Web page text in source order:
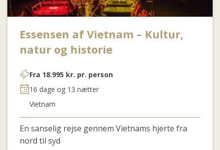
Essensen af Vietnam – Kultur,
natur og historie
Fra 18.995 kr. pr. person
16 dage og 13 nætter
Vietnam
En sanselig rejse gennem Vietnams hjerte fra
nord til syd